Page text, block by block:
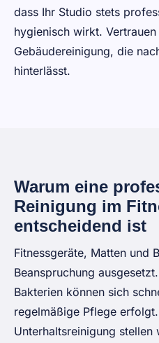
dass Ihr Studio stets
hygienisch wirkt.
Gebäudereinigung, die
hinterlässt.
Warum eine
Reinigung im
entscheidend ist
Fitnessgeräte, Matten und
Beanspruchung
Bakterien können sich
regelmäßige Pflege
Unterhaltsreinigung stellen